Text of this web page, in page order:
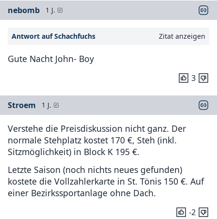
nebomb 1 J.
Antwort auf Schachfuchs Zitat anzeigen
Gute Nacht John- Boy
3
Stroem 1 J.
Verstehe die Preisdiskussion nicht ganz. Der
normale Stehplatz kostet 170 €, Steh (inkl.
Sitzmöglichkeit) in Block K 195 €.
Letzte Saison (noch nichts neues gefunden)
kostete die Vollzahlerkarte in St. Tönis 150 €. Auf
einer Bezirkssportanlage ohne Dach.
-2